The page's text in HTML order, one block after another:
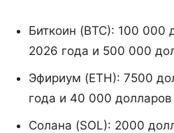
Биткоин (BTC): 100 000
2026 года и 500 000
Эфириум (ETH): 7500
года и 40 000
Солана (SOL): 2000